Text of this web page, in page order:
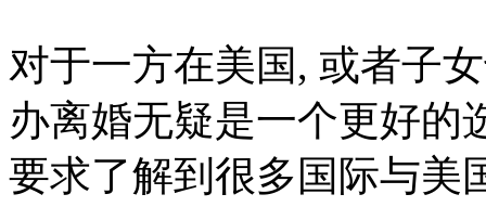
对于一方在美国, 或者子
办离婚无疑是一个更好的
要求了解到很多国际与美